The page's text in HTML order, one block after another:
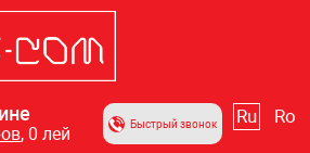
, 0 лей Быстрый звонок Ru Ro